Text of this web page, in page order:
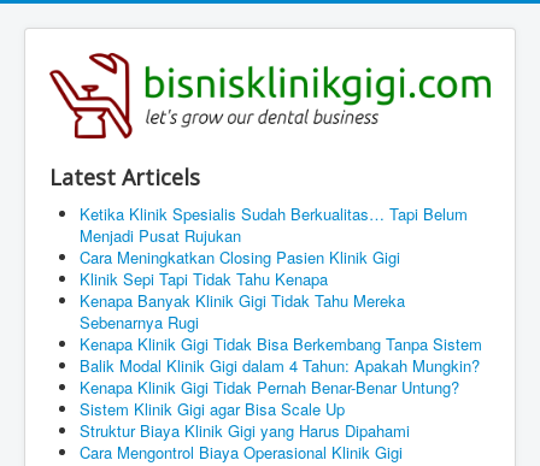
Latest Articels
Ketika Klinik Spesialis Sudah Berkualitas… Tapi Belum
Menjadi Pusat Rujukan
Cara Meningkatkan Closing Pasien Klinik Gigi
Klinik Sepi Tapi Tidak Tahu Kenapa
Kenapa Banyak Klinik Gigi Tidak Tahu Mereka
Sebenarnya Rugi
Kenapa Klinik Gigi Tidak Bisa Berkembang Tanpa Sistem
Balik Modal Klinik Gigi dalam 4 Tahun: Apakah Mungkin?
Kenapa Klinik Gigi Tidak Pernah Benar-Benar Untung?
Sistem Klinik Gigi agar Bisa Scale Up
Struktur Biaya Klinik Gigi yang Harus Dipahami
Cara Mengontrol Biaya Operasional Klinik Gigi